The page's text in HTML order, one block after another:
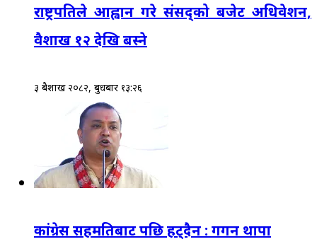
राष्ट्रपतिले आह्वान गरे संसद्‌को बजेट अधिवेशन,
वैशाख १२ देखि बस्ने
३ बैशाख २०८२, बुधबार १३:२६
कांग्रेस सहमतिबाट पछि हट्दैन : गगन थापा